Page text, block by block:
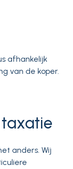
afhankelijk
van de koper.
anders. Wij